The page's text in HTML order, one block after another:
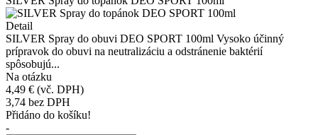
Detail
SILVER Spray do obuvi DEO SPORT 100ml Vysoko účinný
prípravok do obuvi na neutralizáciu a odstránenie baktérií
spôsobujú...
Na otázku
4,49 € (vč. DPH)
3,74 bez DPH
Přidáno do košíku!
-